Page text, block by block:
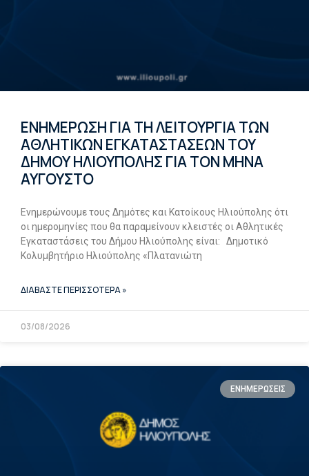
ΕΝΗΜΕΡΩΣΗ ΓΙΑ ΤΗ ΛΕΙΤΟΥΡΓΙΑ ΤΩΝ
ΑΘΛΗΤΙΚΩΝ ΕΓΚΑΤΑΣΤΑΣΕΩΝ ΤΟΥ
ΔΗΜΟΥ ΗΛΙΟΥΠΟΛΗΣ ΓΙΑ ΤΟΝ ΜΗΝΑ
ΑΥΓΟΥΣΤΟ
Ενημερώνουμε τους Δημότες και Κατοίκους Ηλιούπολης ότι
οι ημερομηνίες που θα παραμείνουν κλειστές οι Αθλητικές
Εγκαταστάσεις του Δήμου Ηλιούπολης είναι: Δημοτικό
Κολυμβητήριο Ηλιούπολης «Πλατανιώτη
ΔΙΑΒΑΣΤΕ ΠΕΡΙΣΣΟΤΕΡΑ »
03/08/2026
ΕΝΗΜΕΡΩΣΕΙΣ